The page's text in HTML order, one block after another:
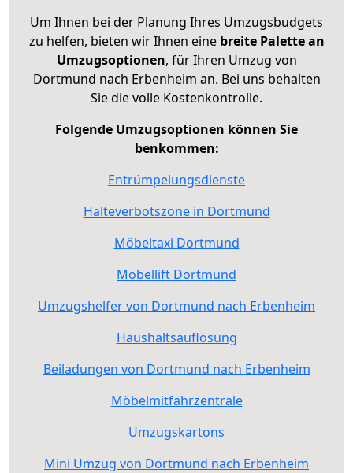
Um Ihnen bei der Planung Ihres Umzugsbudgets
zu helfen, bieten wir Ihnen eine breite Palette an
Umzugsoptionen, für Ihren Umzug von
Dortmund nach Erbenheim an. Bei uns behalten
Sie die volle Kostenkontrolle.
Folgende Umzugsoptionen können Sie
benkommen:
Entrümpelungsdienste
Halteverbotszone in Dortmund
Möbeltaxi Dortmund
Möbellift Dortmund
Umzugshelfer von Dortmund nach Erbenheim
Haushaltsauflösung
Beiladungen von Dortmund nach Erbenheim
Möbelmitfahrzentrale
Umzugskartons
Mini Umzug von Dortmund nach Erbenheim